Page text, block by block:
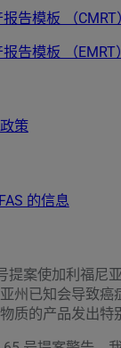
告模板 （CMRT
告模板 （EMRT）
策
的信息
提案使加利福尼
州已知会导致癌
质的产品发出特